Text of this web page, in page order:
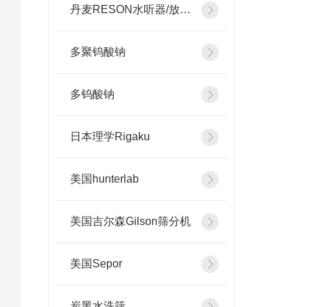
丹麦RESON水听器/放大器
多聚钨酸钠
多钨酸钠
日本理学Rigaku
美国hunterlab
美国吉尔森Gilson筛分机
美国Sepor